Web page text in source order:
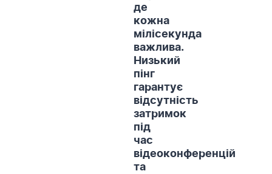
де
кожна
мілісекунда
важлива.
Низький
пінг
гарантує
відсутність
затримок
під
час
відеоконференцій
та